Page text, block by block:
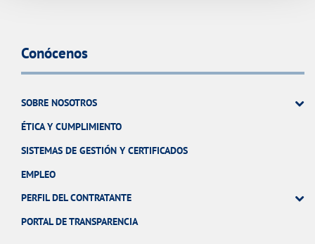
Conócenos
SOBRE NOSOTROS
ÉTICA Y CUMPLIMIENTO
SISTEMAS DE GESTIÓN Y CERTIFICADOS
EMPLEO
PERFIL DEL CONTRATANTE
PORTAL DE TRANSPARENCIA